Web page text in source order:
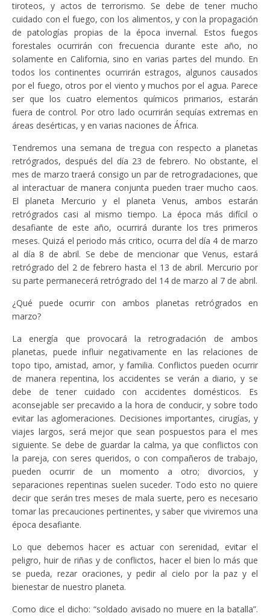
tiroteos, y actos de terrorismo. Se debe de tener mucho
cuidado con el fuego, con los alimentos, y con la propagación
de patologías propias de la época invernal. Estos fuegos
forestales ocurrirán con frecuencia durante este año, no
solamente en California, sino en varias partes del mundo. En
todos los continentes ocurrirán estragos, algunos causados
por el fuego, otros por el viento y muchos por el agua. Parece
ser que los cuatro elementos químicos primarios, estarán
fuera de control. Por otro lado ocurrirán sequías extremas en
áreas desérticas, y en varias naciones de África.
Tendremos una semana de tregua con respecto a planetas
retrógrados, después del día 23 de febrero. No obstante, el
mes de marzo traerá consigo un par de retrogradaciones, que
al interactuar de manera conjunta pueden traer mucho caos.
El planeta Mercurio y el planeta Venus, ambos estarán
retrógrados casi al mismo tiempo. La época más difícil o
desafiante de este año, ocurrirá durante los tres primeros
meses. Quizá el periodo más critico, ocurra del día 4 de marzo
al día 8 de abril. Se debe de mencionar que Venus, estará
retrógrado del 2 de febrero hasta el 13 de abril. Mercurio por
su parte permanecerá retrógrado del 14 de marzo al 7 de abril.
¿Qué puede ocurrir con ambos planetas retrógrados en
marzo?
La energía que provocará la retrogradación de ambos
planetas, puede influir negativamente en las relaciones de
topo tipo, amistad, amor, y familia. Conflictos pueden ocurrir
de manera repentina, los accidentes se verán a diario, y se
debe de tener cuidado con accidentes domésticos. Es
aconsejable ser precavido a la hora de conducir, y sobre todo
evitar las aglomeraciones. Decisiones importantes, cirugías, y
viajes largos, será mejor que sean pospuestos para el mes
siguiente. Se debe de guardar la calma, ya que conflictos con
la pareja, con seres queridos, o con compañeros de trabajo,
pueden ocurrir de un momento a otro; divorcios, y
separaciones repentinas suelen suceder. Todo esto no quiere
decir que serán tres meses de mala suerte, pero es necesario
tomar las precauciones pertinentes, y saber que viviremos una
época desafiante.
Lo que debemos hacer es actuar con serenidad, evitar el
peligro, huir de riñas y de conflictos, hacer el bien lo más que
se pueda, rezar oraciones, y pedir al cielo por la paz y el
bienestar de nuestro planeta.
Como dice el dicho: “soldado avisado no muere en la batalla”.